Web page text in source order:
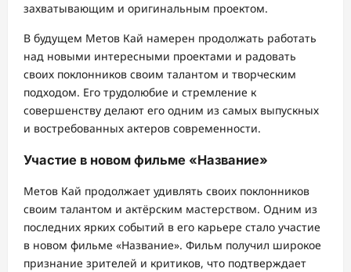
захватывающим и оригинальным проектом.
В будущем Метов Кай намерен продолжать работать
над новыми интересными проектами и радовать
своих поклонников своим талантом и творческим
подходом. Его трудолюбие и стремление к
совершенству делают его одним из самых выпускных
и востребованных актеров современности.
Участие в новом фильме «Название»
Метов Кай продолжает удивлять своих поклонников
своим талантом и актёрским мастерством. Одним из
последних ярких событий в его карьере стало участие
в новом фильме «Название». Фильм получил широкое
признание зрителей и критиков, что подтверждает